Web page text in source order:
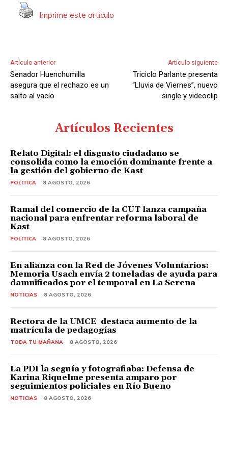
Imprime este artículo
Artículo anterior
Senador Huenchumilla
asegura que el rechazo es un
salto al vacío
Artículo siguiente
Triciclo Parlante presenta
“Lluvia de Viernes”, nuevo
single y videoclip
Artículos Recientes
Relato Digital: el disgusto ciudadano se
consolida como la emoción dominante frente a
la gestión del gobierno de Kast
POLITICA 8 AGOSTO, 2026
Ramal del comercio de la CUT lanza campaña
nacional para enfrentar reforma laboral de
Kast
POLITICA 8 AGOSTO, 2026
En alianza con la Red de Jóvenes Voluntarios:
Memoria Usach envía 2 toneladas de ayuda para
damnificados por el temporal en La Serena
NOTICIAS 8 AGOSTO, 2026
Rectora de la UMCE destaca aumento de la
matrícula de pedagogías
TODA TU MAÑANA 8 AGOSTO, 2026
La PDI la seguía y fotografiaba: Defensa de
Karina Riquelme presenta amparo por
seguimientos policiales en Río Bueno
NOTICIAS 8 AGOSTO, 2026